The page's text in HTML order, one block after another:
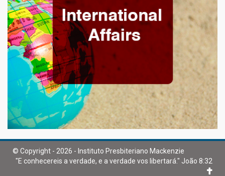
© Copyright - 2026 - Instituto Presbiteriano Mackenzie
"E conhecereis a verdade, e a verdade vos libertará." João 8:32